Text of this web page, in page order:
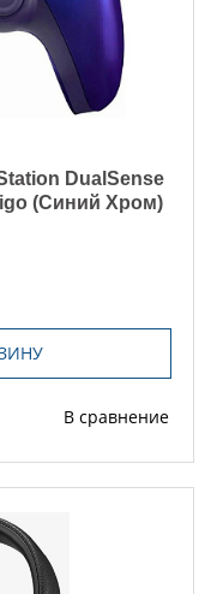
DualSense
(Синий Хром)
В сравнение